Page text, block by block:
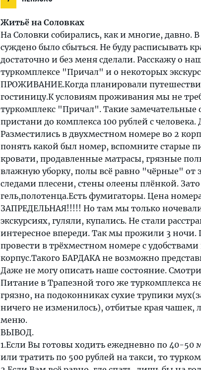
Житьё на Соловках
На Соловки собирались, как и многие, давно.
суждено было сбыться. Не буду расписывать
достаточно и без меня сделали. Расскажу о
туркомплексе "Причал" и о некоторых
ПРОЖИВАНИЕ.Когда планировали
гостиницу.К условиям проживания мы не
туркомплекс "Причал". Такие замечательные
пристани до комплекса 100 рублей с
Разместились в двухместном номере во 2
понять какой был номер, вспомните старые
кровати, продавленные матрасы, грязные
влажную уборку, полы всё равно "чёрные" от
следами плесени, стены олеены плёнкой.
гель,полотенца.Есть фумигаторы. Цена
ЗАПРЕДЕЛЬНАЯ!!!!! Но там мы только
экскурсиях, гуляли, купались. Не стали
интересное впереди. Так мы прожили 3
провести в трёхместном номере с
корпус.Такого БАРДАКА не возможно
Даже не могу описать наше состояние.
Питание в Трапезной того же туркомплекса
грязно, на подоконниках сухие трупики
ничего не изменилось), отбитые края чашек,
меню.
ВЫВОД.
1.Если Вы готовы ходить ежедневно по 40-50
или тратить по 500 рублей на такси, то